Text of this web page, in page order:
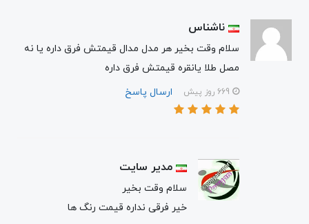
ناشناس
سلام وقت بخیر هر مدل مدال قیمتش فرق داره یا نه
مصل طلا یانقره قیمتش فرق داره
ارسال پاسخ
مدیر سایت
سلام وقت بخیر
خیر فرقی نداره قیمت رنگ ها